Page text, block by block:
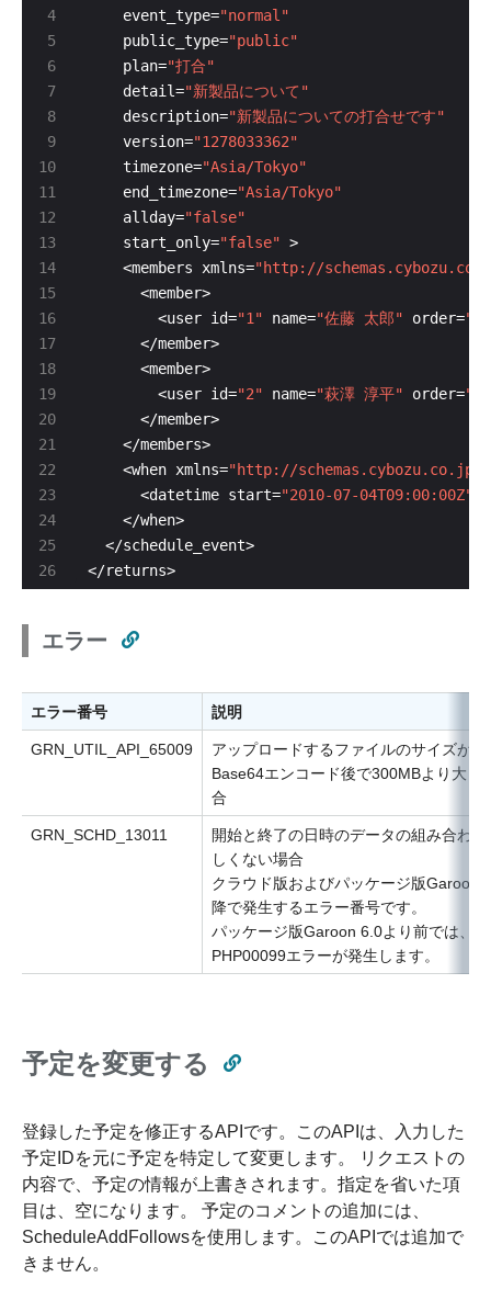
4
5
6
7
8
9
10
13
14
15
16
17
18
19
20
23
24
25
26
    event_type=
"normal"
    public_type=
"public"
    plan=
"打合"
    detail=
"新製品について"
    description=
"新製品についての打合せです"
    version=
"1278033362"
    timezone=
"Asia/Tokyo"
    end_timezone=
"Asia/Tokyo"
    allday=
"false"
    start_only=
"false"
    <members xmlns=
"http://
        <user id=
"1" name="佐藤 太郎" order="0"
        <user id=
"2" name="萩澤 淳平" order="1"
    <when xmlns=
"http://schemas.cybozu.co.jp/
      <datetime start=
"2010-07-04T09:00:00Z"
</returns>
エラー
エラー番号 説明
GRN_UTIL_API_65009
アップロードするファイルのサイズが、
Base64エンコード後で300MBより大き
合
GRN_SCHD_13011
開始と終了の日時のデータの組み合わ
しくない場合
クラウド版およびパッケージ版Garoon
降で発生するエラー番号です。
パッケージ版Garoon 6.0より前では、
PHP00099エラーが発生します。
予定を変更する
登録した予定を修正するAPIです。このAPIは、入力した
予定IDを元に予定を特定して変更します。 リクエストの
内容で、予定の情報が上書きされます。指定を省いた項
目は、空になります。 予定のコメントの追加には、
ScheduleAddFollowsを使用します。このAPIでは追加で
きません。